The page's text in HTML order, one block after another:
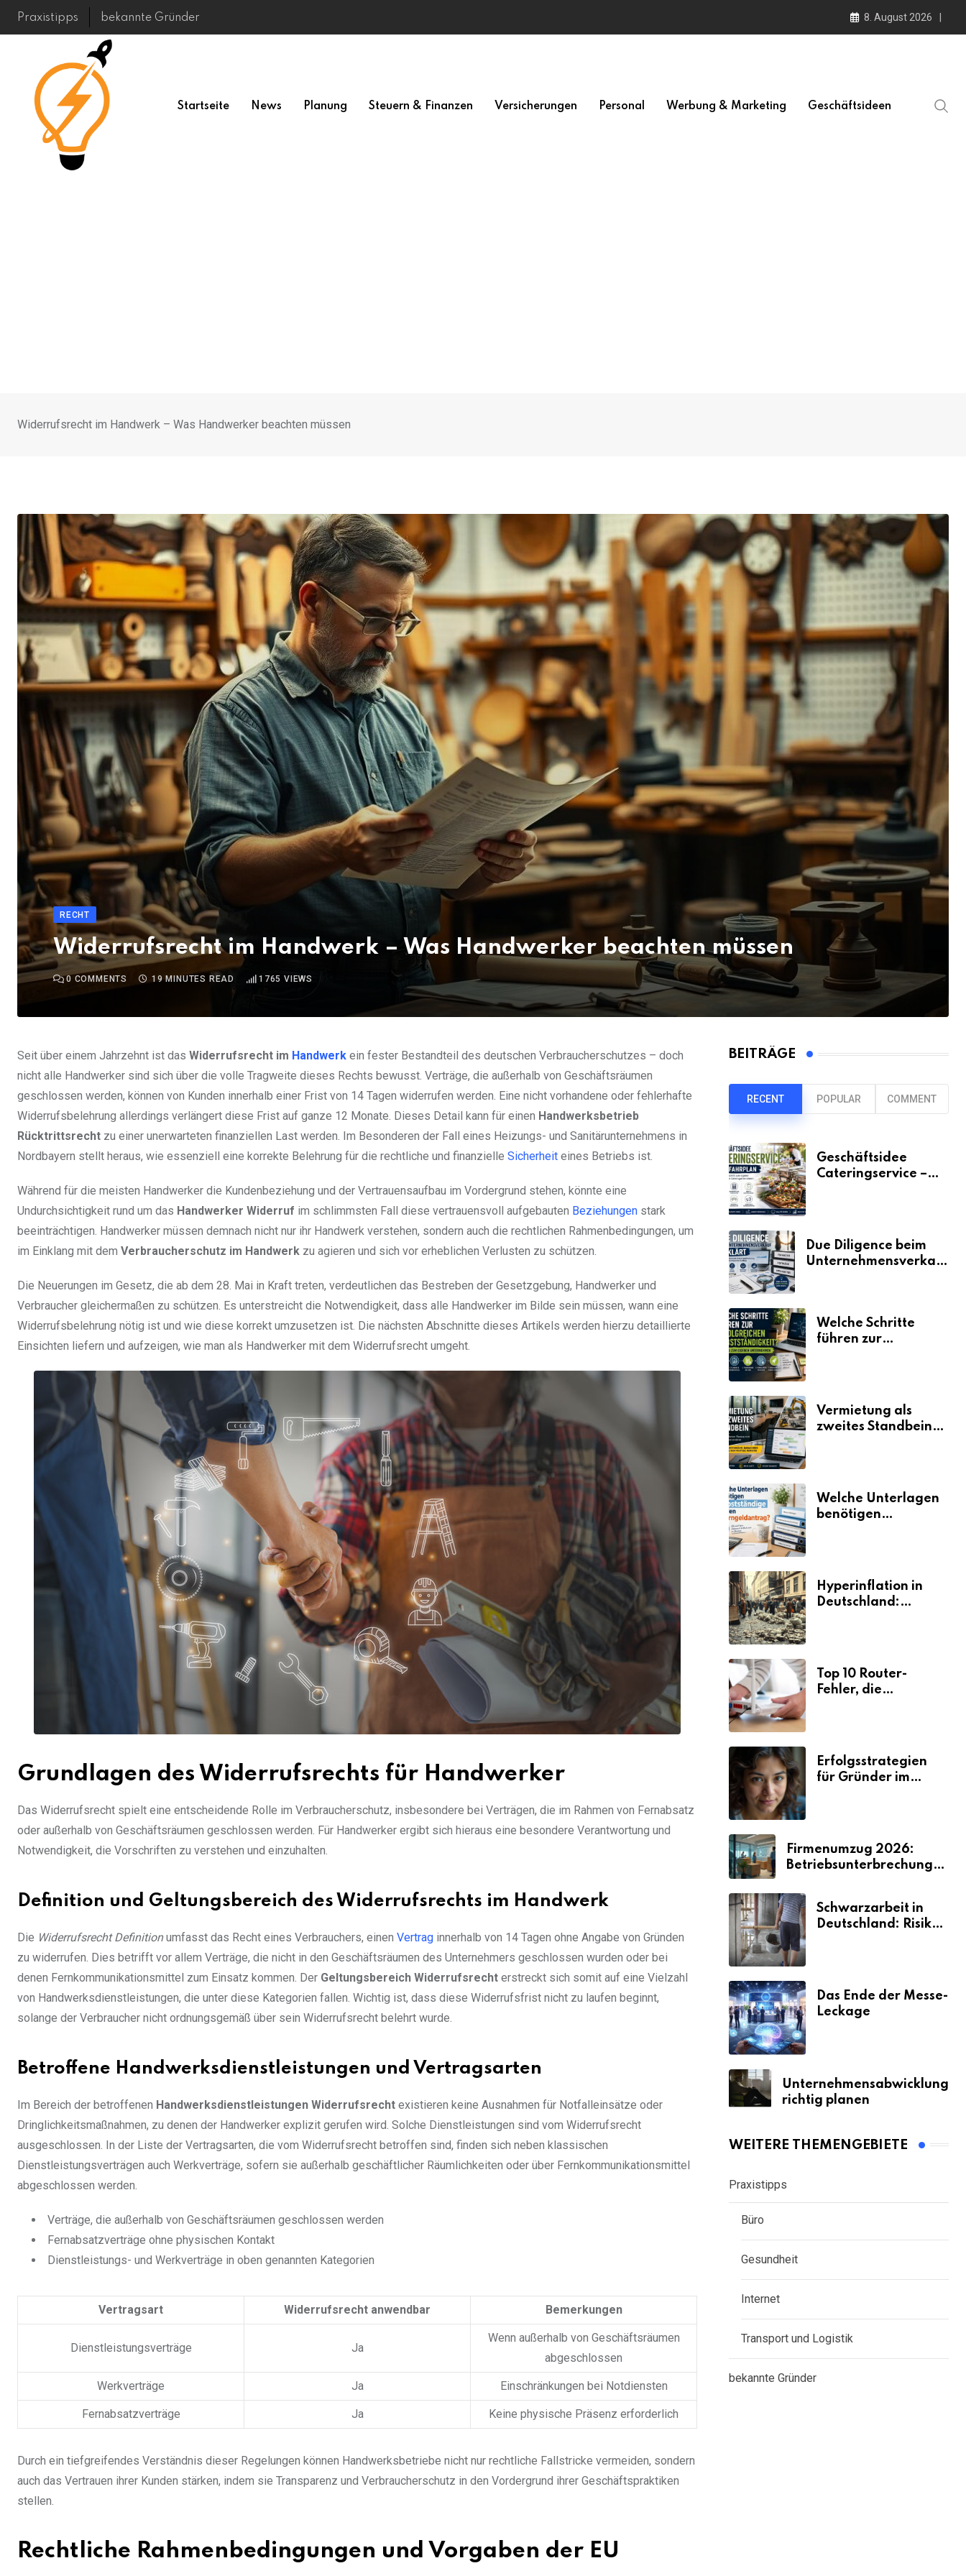
Skip
Praxistipps bekannte Gründer 8. August 2026
Startseite News Planung Steuern & Finanzen Versicherungen Personal Werbung & Marketing Geschäftsideen
Widerrufsrecht im Handwerk – Was Handwerker beachten müssen
RECHT
Widerrufsrecht im Handwerk – Was Handwerker beachten müssen
0 COMMENTS 19 MINUTES READ 1765 VIEWS
Seit über einem Jahrzehnt ist das Widerrufsrecht im Handwerk ein fester Bestandteil des deutschen Verbraucherschutzes – doch
nicht alle Handwerker sind sich über die volle Tragweite dieses Rechts bewusst. Verträge, die außerhalb von Geschäftsräumen
geschlossen werden, können von Kunden innerhalb einer Frist von 14 Tagen widerrufen werden. Eine nicht vorhandene oder fehlerhafte
Widerrufsbelehrung allerdings verlängert diese Frist auf ganze 12 Monate. Dieses Detail kann für einen Handwerksbetrieb
Rücktrittsrecht zu einer unerwarteten finanziellen Last werden. Im Besonderen der Fall eines Heizungs- und Sanitärunternehmens in
Nordbayern stellt heraus, wie essenziell eine korrekte Belehrung für die rechtliche und finanzielle Sicherheit eines Betriebs ist.
Während für die meisten Handwerker die Kundenbeziehung und der Vertrauensaufbau im Vordergrund stehen, könnte eine
Undurchsichtigkeit rund um das Handwerker Widerruf im schlimmsten Fall diese vertrauensvoll aufgebauten Beziehungen stark
beeinträchtigen. Handwerker müssen demnach nicht nur ihr Handwerk verstehen, sondern auch die rechtlichen Rahmenbedingungen, um
im Einklang mit dem Verbraucherschutz im Handwerk zu agieren und sich vor erheblichen Verlusten zu schützen.
Die Neuerungen im Gesetz, die ab dem 28. Mai in Kraft treten, verdeutlichen das Bestreben der Gesetzgebung, Handwerker und
Verbraucher gleichermaßen zu schützen. Es unterstreicht die Notwendigkeit, dass alle Handwerker im Bilde sein müssen, wann eine
Widerrufsbelehrung nötig ist und wie diese korrekt umzusetzen ist. Die nächsten Abschnitte dieses Artikels werden hierzu detaillierte
Einsichten liefern und aufzeigen, wie man als Handwerker mit dem Widerrufsrecht umgeht.
Grundlagen des Widerrufsrechts für Handwerker
Das Widerrufsrecht spielt eine entscheidende Rolle im Verbraucherschutz, insbesondere bei Verträgen, die im Rahmen von Fernabsatz
oder außerhalb von Geschäftsräumen geschlossen werden. Für Handwerker ergibt sich hieraus eine besondere Verantwortung und
Notwendigkeit, die Vorschriften zu verstehen und einzuhalten.
Definition und Geltungsbereich des Widerrufsrechts im Handwerk
Die Widerrufsrecht Definitionumfasst das Recht eines Verbrauchers, einen Vertrag innerhalb von 14 Tagen ohne Angabe von Gründen
zu widerrufen. Dies betrifft vor allem Verträge, die nicht in den Geschäftsräumen des Unternehmers geschlossen wurden oder bei
denen Fernkommunikationsmittel zum Einsatz kommen. Der Geltungsbereich Widerrufsrecht erstreckt sich somit auf eine Vielzahl
von Handwerksdienstleistungen, die unter diese Kategorien fallen. Wichtig ist, dass diese Widerrufsfrist nicht zu laufen beginnt,
solange der Verbraucher nicht ordnungsgemäß über sein Widerrufsrecht belehrt wurde.
Betroffene Handwerksdienstleistungen und Vertragsarten
Im Bereich der betroffenen Handwerksdienstleistungen Widerrufsrecht existieren keine Ausnahmen für Notfalleinsätze oder
Dringlichkeitsmaßnahmen, zu denen der Handwerker explizit gerufen wird. Solche Dienstleistungen sind vom Widerrufsrecht
ausgeschlossen. In der Liste der Vertragsarten, die vom Widerrufsrecht betroffen sind, finden sich neben klassischen
Dienstleistungsverträgen auch Werkverträge, sofern sie außerhalb geschäftlicher Räumlichkeiten oder über Fernkommunikationsmittel
abgeschlossen werden.
Verträge, die außerhalb von Geschäftsräumen geschlossen werden
Fernabsatzverträge ohne physischen Kontakt
Dienstleistungs- und Werkverträge in oben genannten Kategorien
Vertragsart Widerrufsrecht anwendbar Bemerkungen
Dienstleistungsverträge Ja
Wenn außerhalb von Geschäftsräumen
abgeschlossen
Werkverträge Ja Einschränkungen bei Notdiensten
Fernabsatzverträge Ja Keine physische Präsenz erforderlich
Durch ein tiefgreifendes Verständnis dieser Regelungen können Handwerksbetriebe nicht nur rechtliche Fallstricke vermeiden, sondern
auch das Vertrauen ihrer Kunden stärken, indem sie Transparenz und Verbraucherschutz in den Vordergrund ihrer Geschäftspraktiken
stellen.
Rechtliche Rahmenbedingungen und Vorgaben der EU
BEITRÄGE
RECENT POPULAR COMMENT
Geschäftsidee
Cateringservice –
Due Diligence beim
Unternehmensverkauf
Welche Schritte
führen zur
Vermietung als
zweites Standbein:
Umsätze machen
Welche Unterlagen
benötigen
Hyperinflation in
Deutschland:
Top 10 Router-
Fehler, die
Erfolgsstrategien
für Gründer im
Firmenumzug 2026:
Betriebsunterbrechungen
Schwarzarbeit in
Deutschland: Risiken
Das Ende der Messe-
Leckage
Unternehmensabwicklung
richtig planen
WEITERE THEMENGEBIETE
Praxistipps
Büro
Gesundheit
Internet
Transport und Logistik
bekannte Gründer